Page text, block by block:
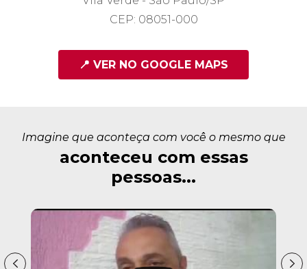
CEP: 08051-000
📍 VER NO GOOGLE MAPS
Imagine que aconteça com você o mesmo que
aconteceu com essas
pessoas...